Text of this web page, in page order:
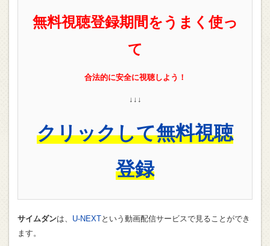
無料視聴登録期間をうまく使っ
て
合法的に安全に視聴しよう！
↓↓↓
クリックして無料視聴
登録
サイムダンは、 U-NEXTという動画配信サービスで見ることができ
ます。